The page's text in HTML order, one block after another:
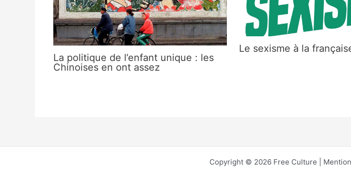
La politique de l’enfant unique : les
Chinoises en ont assez
Le sexisme à la
Copyright © 2026 Free Culture |